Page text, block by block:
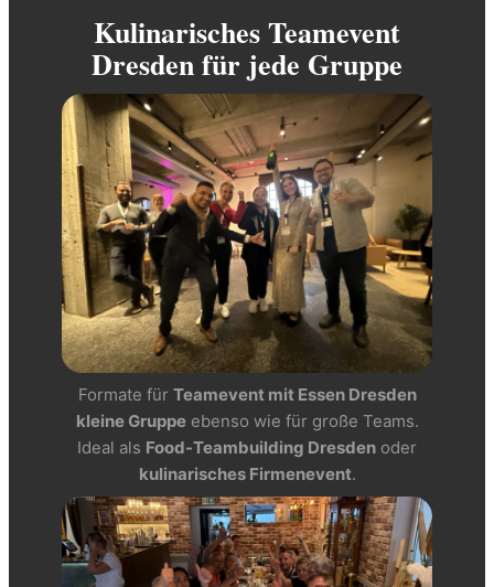
Kulinarisches Teamevent
Dresden für jede Gruppe
Formate für Teamevent mit Essen Dresden
kleine Gruppeebenso wie für große Teams.
Ideal als Food-Teambuilding Dresden oder
kulinarisches Firmenevent.